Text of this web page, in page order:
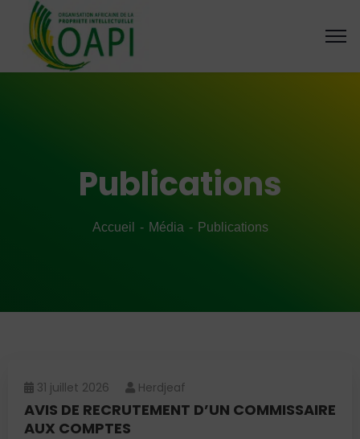
Publications
Accueil Média Publications
31 juillet 2026 Herdjeaf
AVIS DE RECRUTEMENT D’UN COMMISSAIRE
AUX COMPTES